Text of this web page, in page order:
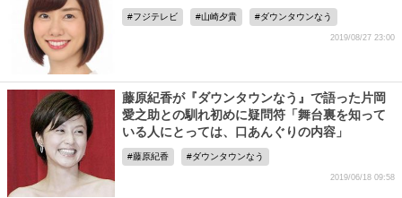
フジテレビ 山崎夕貴 ダウンタウンなう
2019/08/27 23:00
藤原紀香が『ダウンタウンなう』で語った片岡
愛之助との馴れ初めに疑問符「舞台裏を知って
いる人にとっては、口あんぐりの内容」
藤原紀香 ダウンタウンなう
2019/06/18 09:58